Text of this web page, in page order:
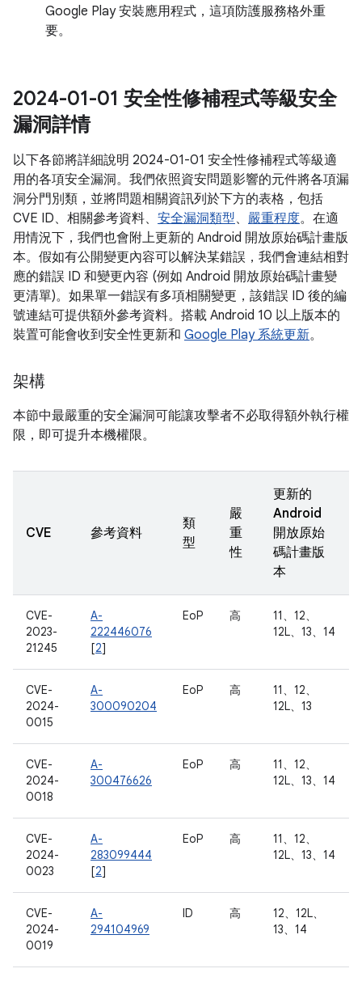
Google Play 安裝應用程式，這項防護服務格外重
要。
2024-01-01 安全性修補程式等級安全
漏洞詳情
以下各節將詳細說明 2024-01-01 安全性修補程式等級適
用的各項安全漏洞。我們依照資安問題影響的元件將各項漏
洞分門別類，並將問題相關資訊列於下方的表格，包括
CVE ID、相關參考資料、 安全漏洞類型、 嚴重程度。在適
用情況下，我們也會附上更新的 Android 開放原始碼計畫版
本。假如有公開變更內容可以解決某錯誤，我們會連結相對
應的錯誤 ID 和變更內容 (例如 Android 開放原始碼計畫變
更清單)。如果單一錯誤有多項相關變更，該錯誤 ID 後的編
號連結可提供額外參考資料。搭載 Android 10 以上版本的
裝置可能會收到安全性更新和 Google Play 系統更新。
架構
本節中最嚴重的安全漏洞可能讓攻擊者不必取得額外執行權
限，即可提升本機權限。
CVE 參考資料
類
型
嚴
重
性
更新的
Android
開放原始
碼計畫版
本
CVE-
2023-
21245
A-
222446076
[2]
EoP 高
11、12、
12L、13、14
CVE-
2024-
0015
A-
300090204
EoP 高
11、12、
12L、13
CVE-
2024-
0018
A-
300476626
EoP 高
11、12、
12L、13、14
CVE-
2024-
0023
A-
283099444
[2]
EoP 高
11、12、
12L、13、14
CVE-
2024-
0019
A-
294104969
ID 高
12、12L、
13、14